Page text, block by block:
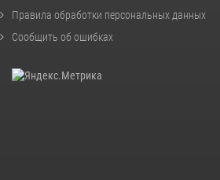
Правила обработки персональных данных
Сообщить об ошибках